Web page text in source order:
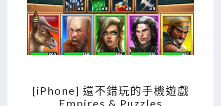
，
方
便
更
料
庫
i
[iPhone] 還不錯玩的手機遊戲